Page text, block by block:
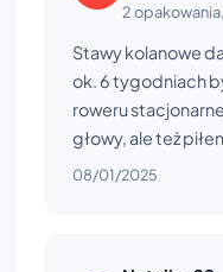
2
Stawy kolanowe
ok. 6 tygodniach
roweru
głowy, ale też
08/01/2025